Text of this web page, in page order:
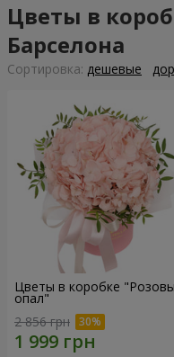
Цветы в
Барселона
Cортировка: дешевые
Цветы в коробке
опал"
2 856 грн